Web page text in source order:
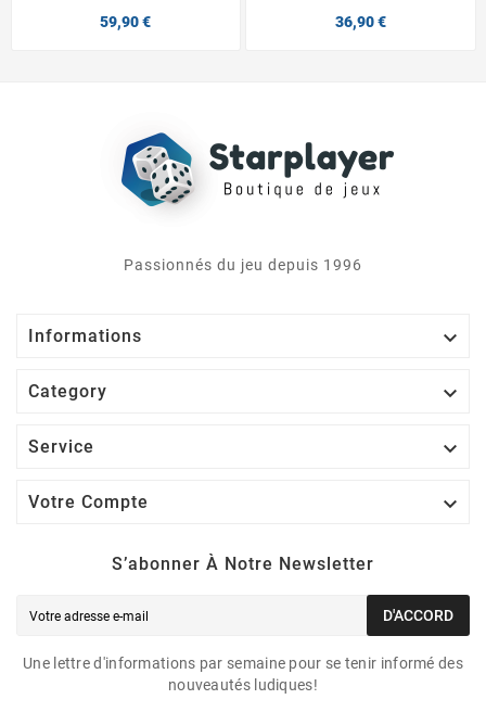
59,90 € 36,90 €
Passionnés du jeu depuis 1996
Informations 
Category 
Service 
Votre Compte 
S’abonner À Notre Newsletter
D'ACCORD
Une lettre d'informations par semaine pour se tenir informé des
nouveautés ludiques!